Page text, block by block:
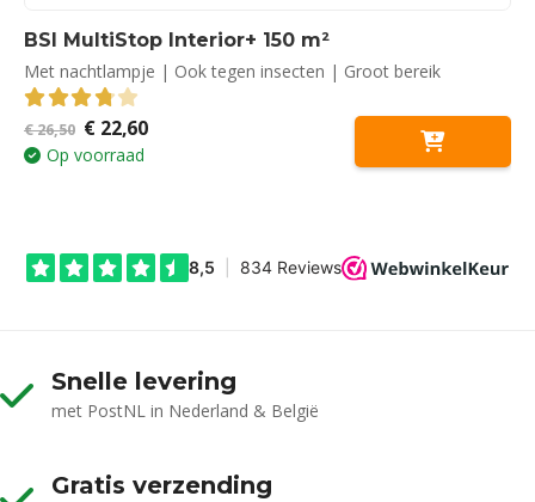
BSI MultiStop Interior+ 150 m²
Met nachtlampje | Ook tegen insecten | Groot bereik
3.81out of 5
€26,50 Oorspronkelijke
prijs
was:
€22,60Huidige
Op voorraad
Snelle levering
met PostNL in Nederland & België
Gratis verzending